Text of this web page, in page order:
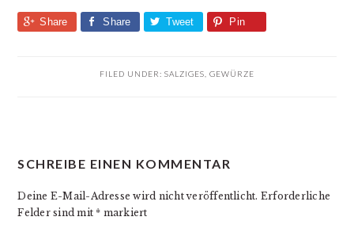
Share Share Tweet Pin
FILED UNDER: SALZIGES GEWÜRZE
SCHREIBE EINEN KOMMENTAR
Deine E-Mail-Adresse wird nicht veröffentlicht. Erforderliche
Felder sind mit* markiert